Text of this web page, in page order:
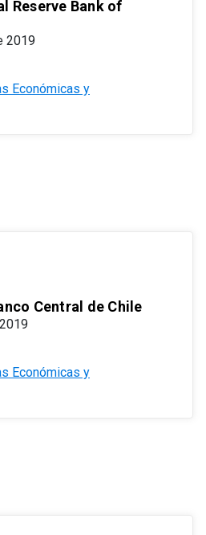
Reserve Bank of
2019
Económicas y
Central de Chile
Económicas y